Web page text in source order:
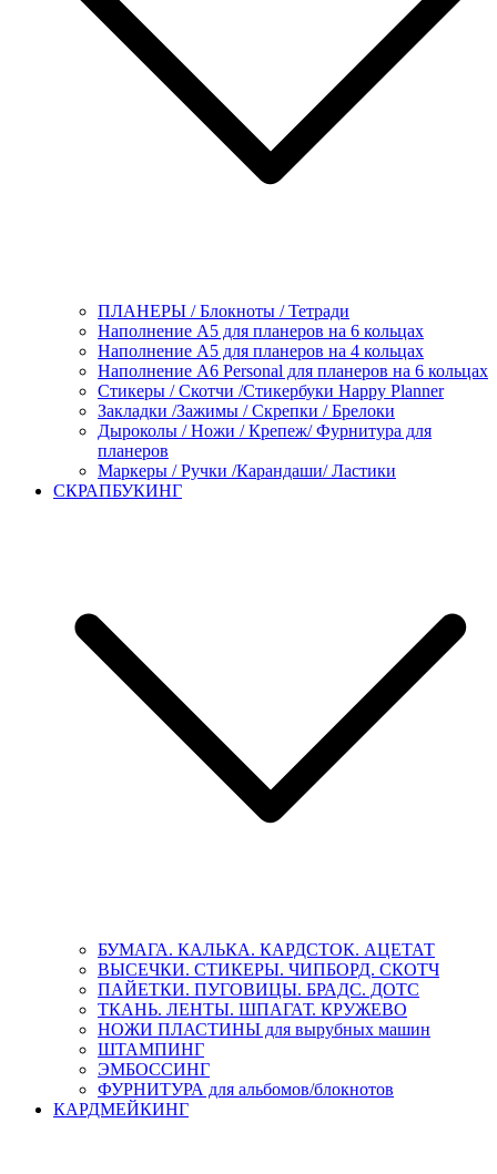
ПЛАНЕРЫ / Блокноты / Тетради
Наполнение А5 для планеров на 6 кольцах
Наполнение А5 для планеров на 4 кольцах
Наполнение А6 Personal для планеров на 6 кольцах
Стикеры / Скотчи /Стикербуки Happy Planner
Закладки /Зажимы / Скрепки / Брелоки
Дыроколы / Ножи / Крепеж/ Фурнитура для
планеров
Маркеры / Ручки /Карандаши/ Ластики
СКРАПБУКИНГ
БУМАГА. КАЛЬКА. КАРДСТОК. АЦЕТАТ
ВЫСЕЧКИ. СТИКЕРЫ. ЧИПБОРД. СКОТЧ
ПАЙЕТКИ. ПУГОВИЦЫ. БРАДС. ДОТС
ТКАНЬ. ЛЕНТЫ. ШПАГАТ. КРУЖЕВО
НОЖИ ПЛАСТИНЫ для вырубных машин
ШТАМПИНГ
ЭМБОССИНГ
ФУРНИТУРА для альбомов/блокнотов
КАРДМЕЙКИНГ